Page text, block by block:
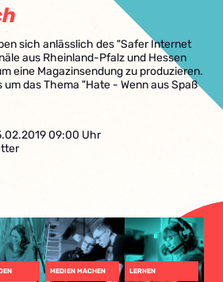
sich anlässlich des "Safer Internet
aus Rheinland-Pfalz und Hessen
eine Magazinsendung zu produzieren.
das Thema "Hate - Wenn aus Spaß
09:00 Uhr
MEDIEN MACHEN LERNEN